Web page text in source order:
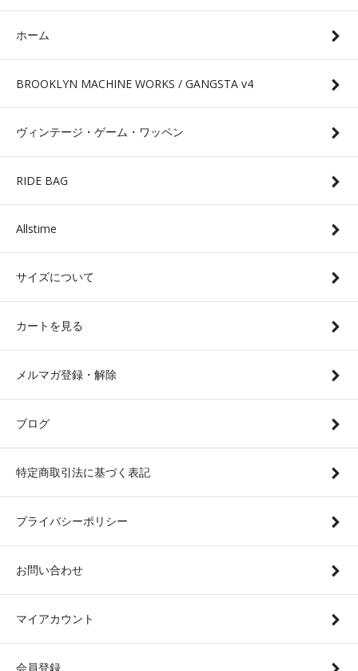
ホーム
BROOKLYN MACHINE WORKS / GANGSTA v4
ヴィンテージ・ゲーム・ワッペン
RIDE BAG
Allstime
サイズについて
カートを見る
メルマガ登録・解除
ブログ
特定商取引法に基づく表記
プライバシーポリシー
お問い合わせ
マイアカウント
会員登録